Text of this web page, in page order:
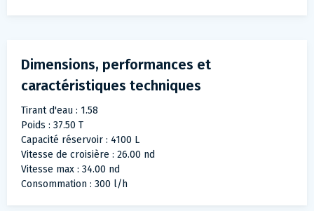
Dimensions, performances et
caractéristiques techniques
Tirant d'eau : 1.58
Poids : 37.50 T
Capacité réservoir : 4100 L
Vitesse de croisière : 26.00 nd
Vitesse max : 34.00 nd
Consommation : 300 l/h